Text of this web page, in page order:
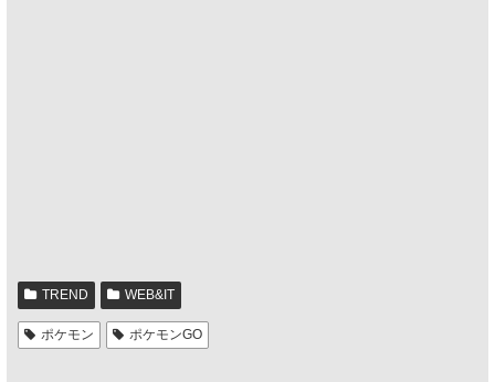
TREND WEB&IT
ポケモン ポケモンGO